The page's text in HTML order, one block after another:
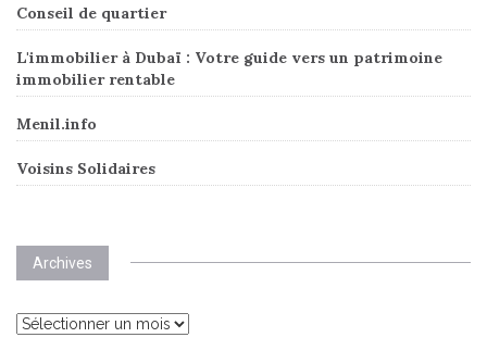
Conseil de quartier
L'immobilier à Dubaï : Votre guide vers un patrimoine
immobilier rentable
Menil.info
Voisins Solidaires
Archives
Archives